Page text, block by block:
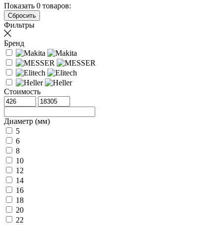
Показать 0 товаров:
Фильтры
Бренд
Стоимость
Диаметр (мм)
5
6
8
10
12
14
16
18
20
22